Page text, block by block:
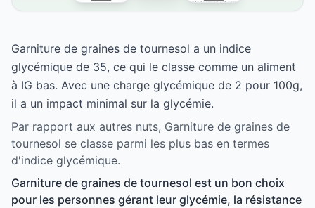
Garniture de graines de tournesol a un indice
glycémique de 35, ce qui le classe comme un aliment
à IG bas. Avec une charge glycémique de 2 pour 100g,
il a un impact minimal sur la glycémie.
Par rapport aux autres nuts, Garniture de graines de
tournesol se classe parmi les plus bas en termes
d'indice glycémique.
Garniture de graines de tournesol est un bon choix
pour les personnes gérant leur glycémie, la résistance